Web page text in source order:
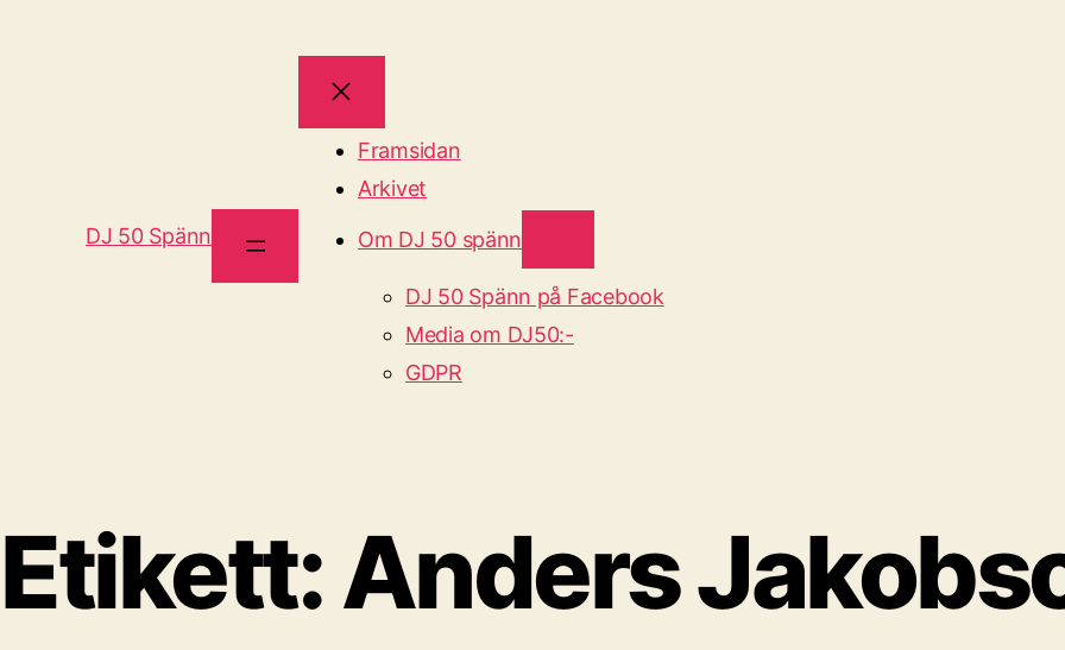
DJ 50 Spänn
Framsidan
Arkivet
Om DJ 50 spänn
DJ 50 Spänn på Facebook
Media om DJ50:-
GDPR
Etikett:Anders